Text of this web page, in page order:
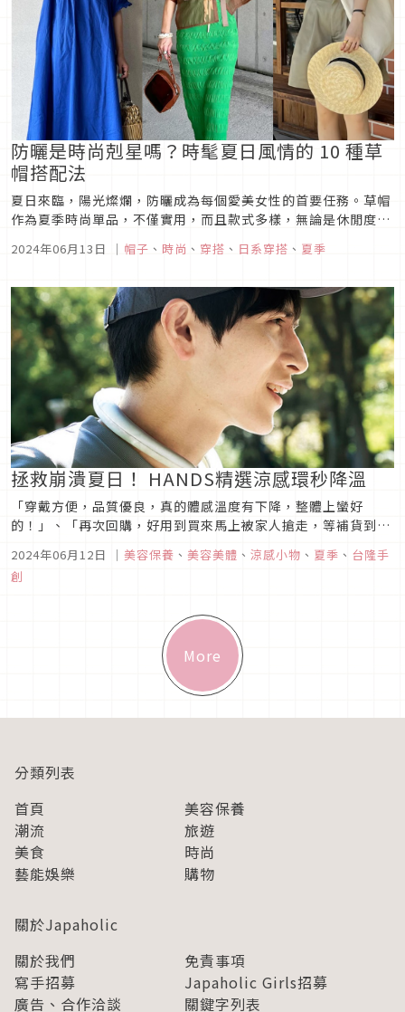
防曬是時尚剋星嗎？時髦夏日風情的 10 種草
帽搭配法
夏日來臨，陽光燦爛，防曬成為每個愛美女性的首要任務。草帽
作為夏季時尚單品，不僅實用，而且款式多樣，無論是休閒度
10 種時尚草帽的搭配法，讓你在保持防曬的同時，展現最時髦
2024年06月13日 ｜ 帽子 、 時尚 、 穿搭 、 日系穿搭 、 夏季
拯救崩潰夏日！ HANDS精選涼感環秒降溫
「穿戴方便，品質優良，真的體感溫度有下降，整體上蠻好
的！」、「再次回購，好用到買來馬上被家人搶走，等補貨到還
要再繼續購買。」，新商品一定要聽聽實際買過的顧客分享，品
牌永遠只會告知你商品很棒、很好，商品的好口碑才是一個好物
持續熱銷的重點！台隆手創館總是搶先一步，將日本生活好物同
2024年06月12日 ｜ 美容保養 、 美容美體 、 涼感小物 、 夏季 、 台隆手
創
More
分類列表
首頁
美容保養
潮流
旅遊
美食
時尚
藝能娛樂
購物
關於Japaholic
關於我們
免責事項
寫手招募
Japaholic Girls招募
廣告、合作洽談
關鍵字列表